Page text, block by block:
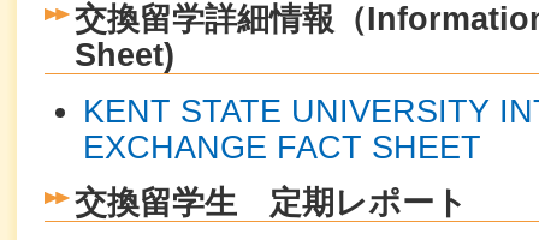
交換留学詳細情報（
Sheet)
KENT STATE UNIVERSITY
EXCHANGE FACT SHEET
交換留学生 定期レポート